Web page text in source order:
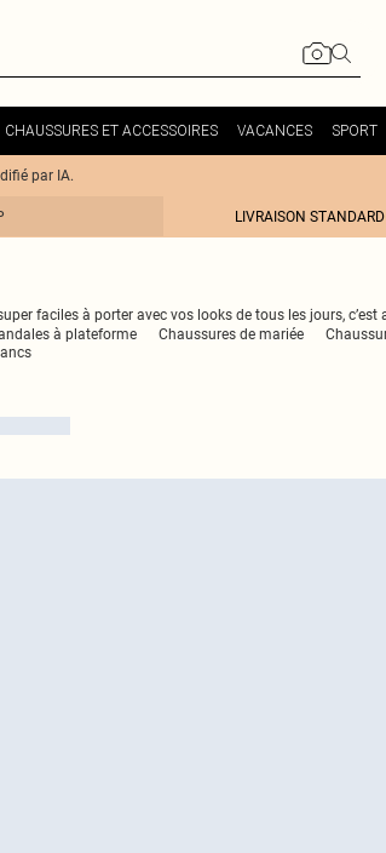
CHAUSSURES ET ACCESSOIRES VACANCES SPORT
par IA.
LIVRAISON
faciles à porter avec vos looks de tous les jours, c’est
à plateforme Chaussures de mariée